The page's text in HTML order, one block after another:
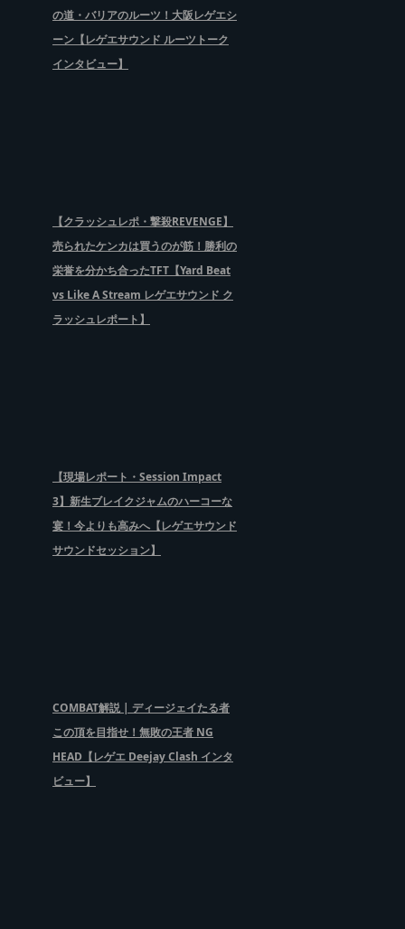
の道・バリアのルーツ！大阪レゲエシ
ーン【レゲエサウンド ルーツトーク
インタビュー】
【クラッシュレポ・撃殺REVENGE】
売られたケンカは買うのが筋！勝利の
栄誉を分かち合ったTFT【Yard Beat
vs Like A Stream レゲエサウンド ク
ラッシュレポート】
【現場レポート・Session Impact
3】新生ブレイクジャムのハーコーな
宴！今よりも高みへ【レゲエサウンド
サウンドセッション】
COMBAT解説 | ディージェイたる者
この頂を目指せ！無敗の王者 NG
HEAD【レゲエ Deejay Clash インタ
ビュー】